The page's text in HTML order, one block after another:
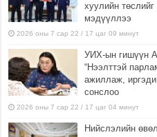
хуулийн төслийг
мэдүүллээ
2026 оны 7 сар 22 / 17 цаг 09 минут
УИХ-ын гишүүн
“Нээлттэй
ажиллаж,
сонслоо
2026 оны 7 сар 22 / 17 цаг 04 минут
Нийслэлийн